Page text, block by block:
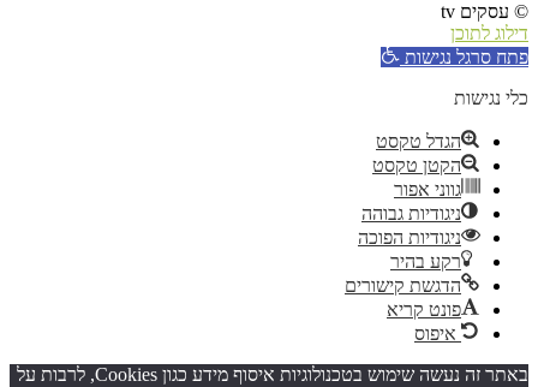
© עסקים tv
דילוג לתוכן
פתח סרגל נגישות
כלי נגישות
הגדל טקסט
הקטן טקסט
גווני אפור
ניגודיות גבוהה
ניגודיות הפוכה
רקע בהיר
הדגשת קישורים
פונט קריא
איפוס
באתר זה נעשה שימוש בטכנולוגיות איסוף מידע כגון Cookies, לרבות על